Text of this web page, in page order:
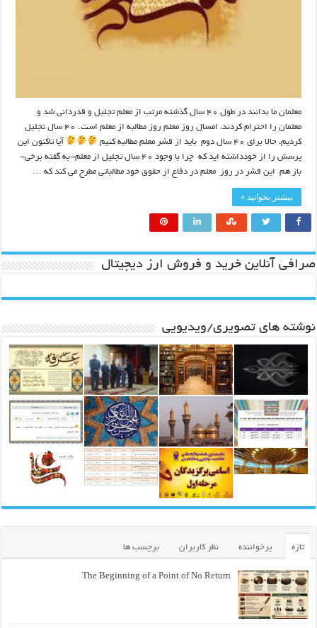
معلمان ما بدانند در طول ۴۰ سال گذشته مرتب از معلم تجلیل و قدردانی شد و
معلمان را احترام کردند، امسال روز معلم روز مطالبه از معلم است. ۴۰ سال تجلیل
کردیم، حالا برای ۴۰ سال دوم باید از قشر معلم مطالبه کنیم
آیا تاکنون این
پرسش را از خودداشته اید که چرا با وجود ۴۰ سال تجلیل از معلم-به گفته برخی-
باز هم این قشر در روز معلم در دفاع از حقوق خود مطالباتی مطرح می کند که …
بیشتر بخوانید »
صرافی آنلاین خرید و فروش ارز دیجیتال
نوشته های تصویری/ویدیویی
تازه پرخواننده نظر کاربران برچسب ها
The Beginning of a Point of No Return